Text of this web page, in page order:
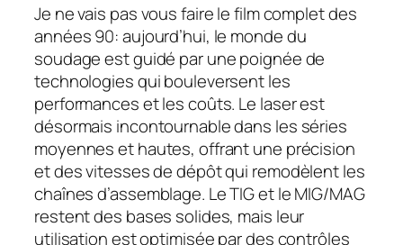
Je ne vais pas vous faire le film complet des
années 90: aujourd’hui, le monde du
soudage est guidé par une poignée de
technologies qui bouleversent les
performances et les coûts. Le laser est
désormais incontournable dans les séries
moyennes et hautes, offrant une précision
et des vitesses de dépôt qui remodèlent les
chaînes d’assemblage. Le TIG et le MIG/MAG
restent des bases solides, mais leur
utilisation est optimisée par des contrôles